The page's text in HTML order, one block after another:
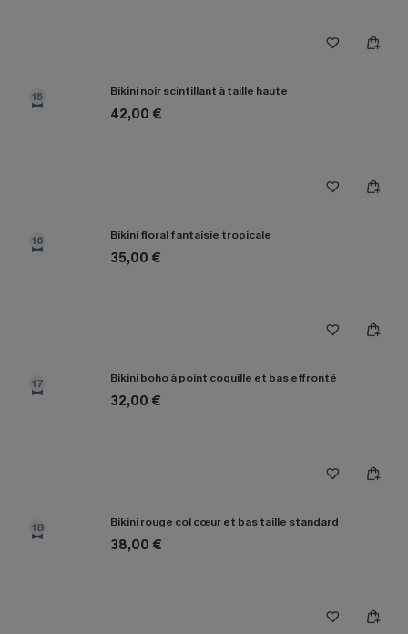
15 Bikini noir scintillant à taille haute
42,00 €
16 Bikini floral fantaisie tropicale
35,00 €
17 Bikini boho à point coquille et bas effronté
32,00 €
18 Bikini rouge col cœur et bas taille standard
38,00 €